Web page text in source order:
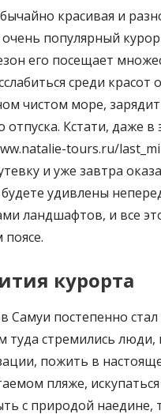
красивая и
популярный
его посещает
среди красот
чистом море,
Кстати, даже в
tours.ru/
и уже завтра
удивлены
ландшафтов, и все
курорта
Самуи постепенно
туда стремились люди,
пожить в
пляже,
с природой наедине,